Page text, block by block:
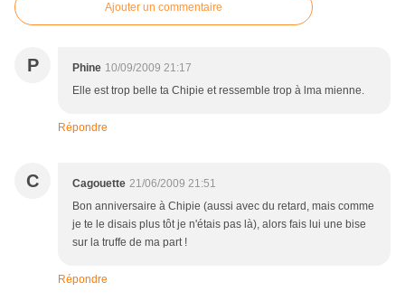
Ajouter un commentaire
P Phine 10/09/2009 21:17
Elle est trop belle ta Chipie et ressemble trop à lma mienne.
Répondre
C Cagouette 21/06/2009 21:51
Bon anniversaire à Chipie (aussi avec du retard, mais comme
je te le disais plus tôt je n'étais pas là), alors fais lui une bise
sur la truffe de ma part !
Répondre